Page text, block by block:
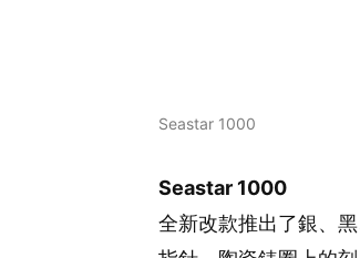
Seastar 1000
Seastar 1000
全新改款推出了銀、